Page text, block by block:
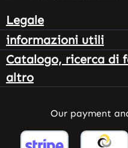
Legale
informazioni utili
Catalogo, ricerca di
altro
Our payment